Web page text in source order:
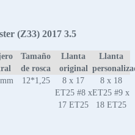
(Z33) 2017 3.5
Tamaño
de rosca
Llanta
original
Llanta
12*1,25
8 x 17
ET25 #8 x
17 ET25
8 x 18
ET25 #9 x
18 ET25